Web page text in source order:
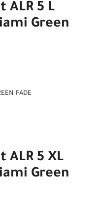
ALR 5 L
Green
FADE
ALR 5 XL
Green